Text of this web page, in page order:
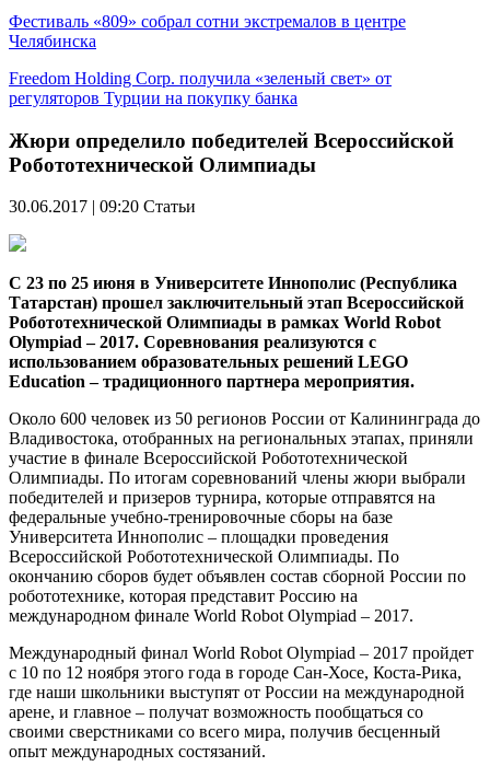
Фестиваль «809» собрал сотни экстремалов в центре
Челябинска
Freedom Holding Corp. получила «зеленый свет» от
регуляторов Турции на покупку банка
Жюри определило победителей Всероссийской
Робототехнической Олимпиады
30.06.2017 | 09:20 Статьи
С 23 по 25 июня в Университете Иннополис (Республика
Татарстан) прошел заключительный этап Всероссийской
Робототехнической Олимпиады в рамках World Robot
Olympiad – 2017. Соревнования реализуются с
использованием образовательных решений LEGO
Education – традиционного партнера мероприятия.
Около 600 человек из 50 регионов России от Калининграда до
Владивостока, отобранных на региональных этапах, приняли
участие в финале Всероссийской Робототехнической
Олимпиады. По итогам соревнований члены жюри выбрали
победителей и призеров турнира, которые отправятся на
федеральные учебно-тренировочные сборы на базе
Университета Иннополис – площадки проведения
Всероссийской Робототехнической Олимпиады. По
окончанию сборов будет объявлен состав сборной России по
робототехнике, которая представит Россию на
международном финале World Robot Olympiad – 2017.
Международный финал World Robot Olympiad – 2017 пройдет
с 10 по 12 ноября этого года в городе Сан-Хосе, Коста-Рика,
где наши школьники выступят от России на международной
арене, и главное – получат возможность пообщаться со
своими сверстниками со всего мира, получив бесценный
опыт международных состязаний.